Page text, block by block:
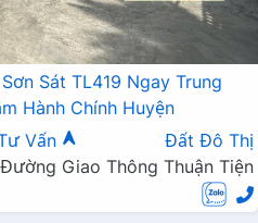
Sát TL419 Ngay Trung
Hành Chính Huyện
Vấn
Đất Đô Thị
Đường Giao Thông Thuận Tiện